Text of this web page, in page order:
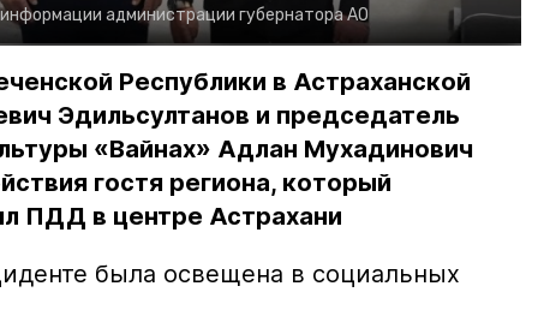
администрации губернатора АО
Республики в Астраханской
Эдильсултанов и председатель
«Вайнах» Адлан Мухадинович
гостя региона, который
ПДД в центре Астрахани
была освещена в социальных